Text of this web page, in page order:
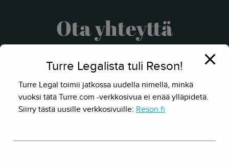
Ota yhteyttä
Turre Legalista tuli Reson!
Turre Legal toimii jatkossa uudella nimellä, minkä
vuoksi tätä Turre.com -verkkosivua ei enää ylläpidetä.
Siirry tästä uusille verkkosivuille: Reson.fi